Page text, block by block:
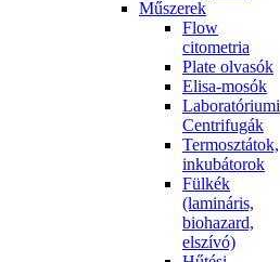
Műszerek
Flow
citometria
Plate olvasók
Elisa-mosók
Laboratóriumi
Centrifugák
Termosztátok,
inkubátorok
Fülkék
(lamináris,
biohazard,
elszívó)